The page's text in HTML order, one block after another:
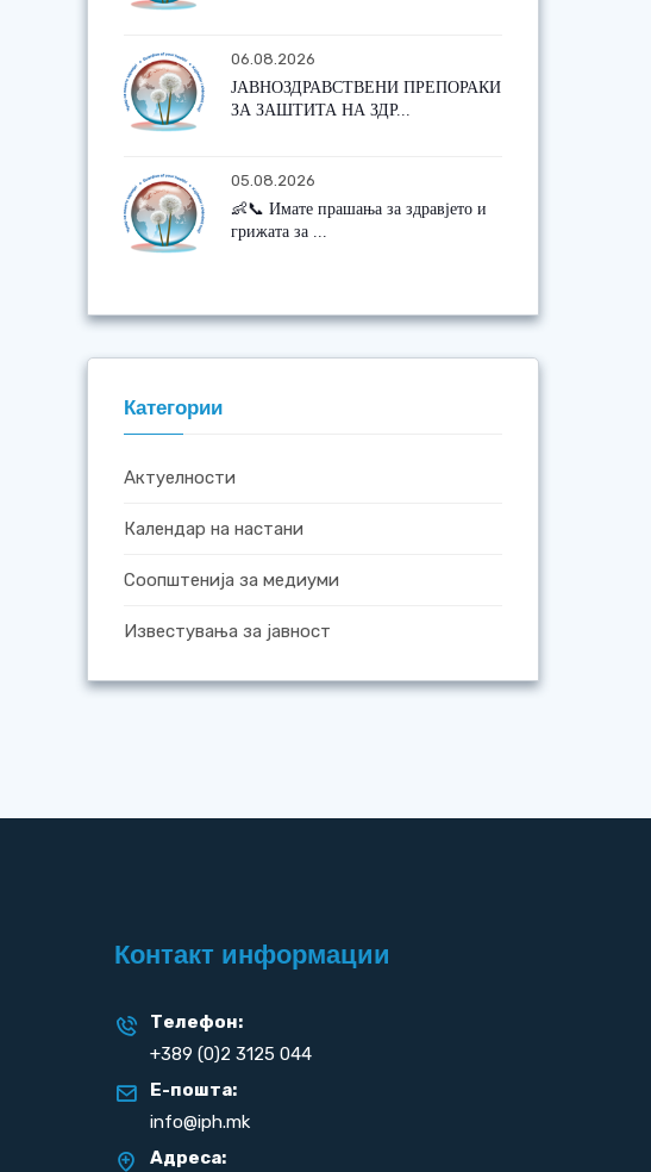
06.08.2026
ЈАВНОЗДРАВСТВЕНИ ПРЕПОРАКИ
ЗА ЗАШТИТА НА ЗДР...
05.08.2026
👶📞 Имате прашања за здравјето и
грижата за ...
Категории
Актуелности
Календар на настани
Соопштенија за медиуми
Известувања за јавност
Контакт информации
Телефон:
+389 (0)2 3125 044
Е-пошта:
info@iph.mk
Адреса: